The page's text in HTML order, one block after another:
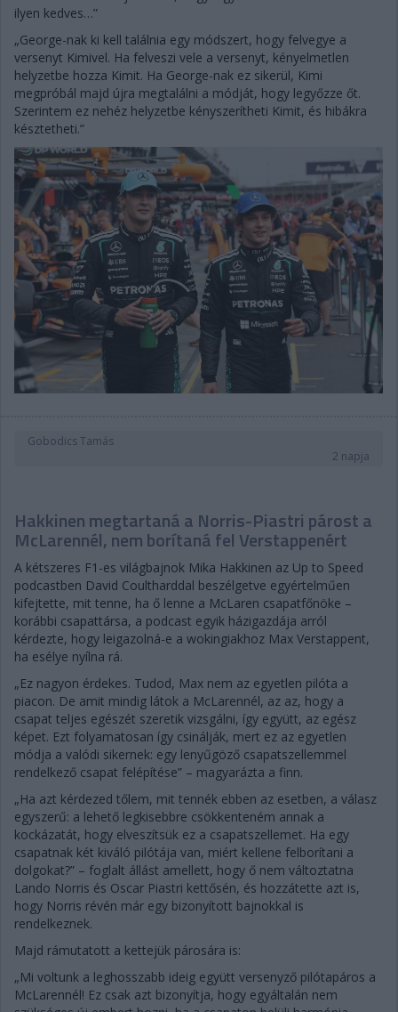
ilyen kedves…”
„George-nak ki kell találnia egy módszert, hogy felvegye a
versenyt Kimivel. Ha felveszi vele a versenyt, kényelmetlen
helyzetbe hozza Kimit. Ha George-nak ez sikerül, Kimi
megpróbál majd újra megtalálni a módját, hogy legyőzze őt.
Szerintem ez nehéz helyzetbe kényszerítheti Kimit, és hibákra
késztetheti.”
Gobodics Tamás
2 napja
Hakkinen megtartaná a Norris-Piastri párost a
McLarennél, nem borítaná fel Verstappenért
A kétszeres F1-es világbajnok Mika Hakkinen az Up to Speed
podcastben David Coultharddal beszélgetve egyértelműen
kifejtette, mit tenne, ha ő lenne a McLaren csapatfőnöke –
korábbi csapattársa, a podcast egyik házigazdája arról
kérdezte, hogy leigazolná-e a wokingiakhoz Max Verstappent,
ha esélye nyílna rá.
„Ez nagyon érdekes. Tudod, Max nem az egyetlen pilóta a
piacon. De amit mindig látok a McLarennél, az az, hogy a
csapat teljes egészét szeretik vizsgálni, így együtt, az egész
képet. Ezt folyamatosan így csinálják, mert ez az egyetlen
módja a valódi sikernek: egy lenyűgöző csapatszellemmel
rendelkező csapat felépítése” – magyarázta a finn.
„Ha azt kérdezed tőlem, mit tennék ebben az esetben, a válasz
egyszerű: a lehető legkisebbre csökkenteném annak a
kockázatát, hogy elveszítsük ez a csapatszellemet. Ha egy
csapatnak két kiváló pilótája van, miért kellene felborítani a
dolgokat?” – foglalt állást amellett, hogy ő nem változtatna
Lando Norris és Oscar Piastri kettősén, és hozzátette azt is,
hogy Norris révén már egy bizonyított bajnokkal is
rendelkeznek.
Majd rámutatott a kettejük párosára is:
„Mi voltunk a leghosszabb ideig együtt versenyző pilótapáros a
McLarennél! Ez csak azt bizonyítja, hogy egyáltalán nem